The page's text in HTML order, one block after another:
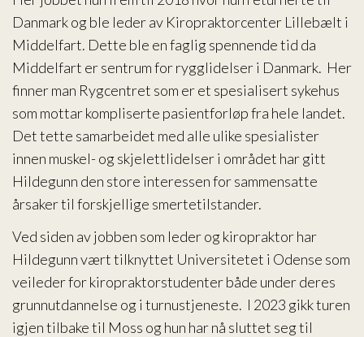
Danmark og ble leder av Kiropraktorcenter Lillebælt i
Middelfart. Dette ble en faglig spennende tid da
Middelfart er sentrum for rygglidelser i Danmark. Her
finner man Rygcentret som er et spesialisert sykehus
som mottar kompliserte pasientforløp fra hele landet.
Det tette samarbeidet med alle ulike spesialister
innen muskel- og skjelettlidelser i området har gitt
Hildegunn den store interessen for sammensatte
årsaker til forskjellige smertetilstander.
Ved siden av jobben som leder og kiropraktor har
Hildegunn vært tilknyttet Universitetet i Odense som
veileder for kiropraktorstudenter både under deres
grunnutdannelse og i turnustjeneste. I 2023 gikk turen
igjen tilbake til Moss og hun har nå sluttet seg til